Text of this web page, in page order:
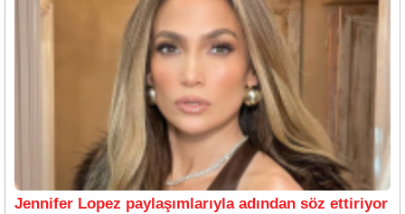
Jennifer Lopez paylaşımlarıyla adından söz ettiriyor